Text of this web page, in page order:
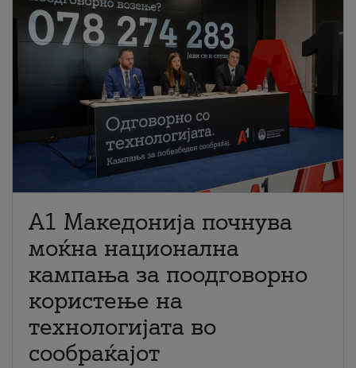
A1 Македонија почнува
моќна национална
кампања за поодговорно
користење на
технологијата во
сообраќајот